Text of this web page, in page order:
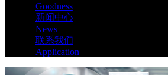
Goodness
新闻中心
News
联系我们
Application